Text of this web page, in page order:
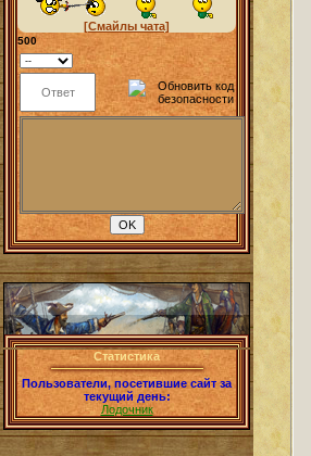
[Смайлы чата]
500
Статистика
Пользователи, посетившие сайт за
текущий день:
Лодочник